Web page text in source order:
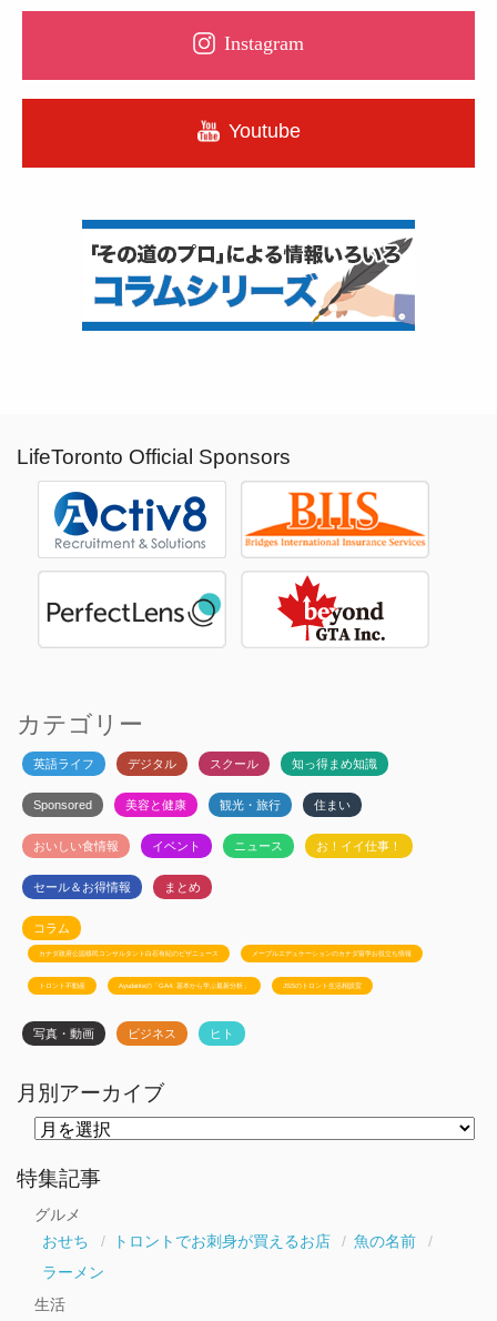
Instagram
Youtube
LifeToronto Official Sponsors
カテゴリー
英語ライフ デジタル スクール 知っ得まめ知識
Sponsored 美容と健康 観光・旅行 住まい
おいしい食情報 イベント ニュース お！イイ仕事！
セール＆お得情報 まとめ
コラム
カナダ政府公認移民コンサルタント白石有紀のビザニュース メープルエデュケーションのカナダ留学お役立ち情報
トロント不動産 Ayudanteの「GA4: 基本から学ぶ最新分析」 JSSのトロント生活相談室
写真・動画 ビジネス ヒト
月別アーカイブ
ー
カ
特集記事
グルメ
おせち
トロントでお刺身が買えるお店
魚の名前
ラーメン
生活